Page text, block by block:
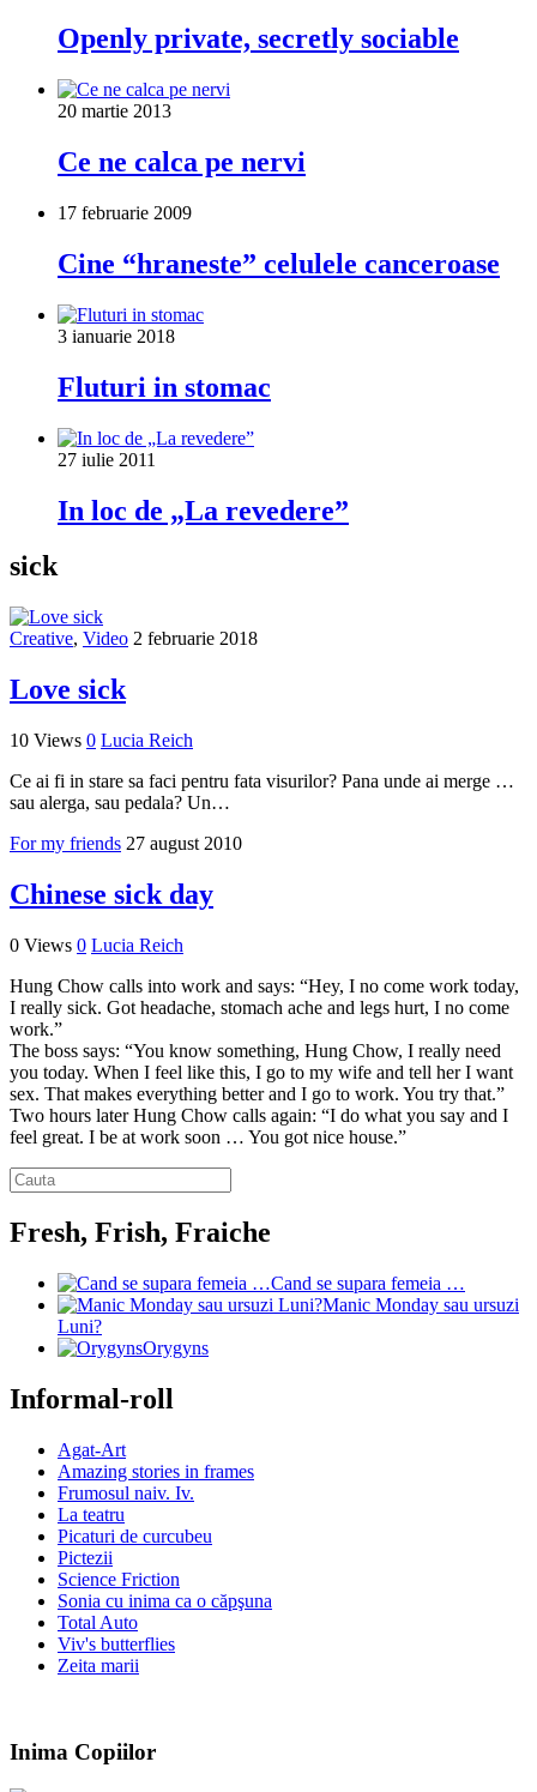
Openly private, secretly sociable
20 martie 2013
Ce ne calca pe nervi
17 februarie 2009
Cine “hraneste” celulele canceroase
3 ianuarie 2018
Fluturi in stomac
27 iulie 2011
In loc de „La revedere”
sick
Creative, Video 2 februarie 2018
Love sick
10 Views 0 Lucia Reich
Ce ai fi in stare sa faci pentru fata visurilor? Pana unde ai merge …
sau alerga, sau pedala? Un…
For my friends 27 august 2010
Chinese sick day
0 Views 0 Lucia Reich
Hung Chow calls into work and says: “Hey, I no come work today,
I really sick. Got headache, stomach ache and legs hurt, I no come
work.”
The boss says: “You know something, Hung Chow, I really need
you today. When I feel like this, I go to my wife and tell her I want
sex. That makes everything better and I go to work. You try that.”
Two hours later Hung Chow calls again: “I do what you say and I
feel great. I be at work soon … You got nice house.”
Fresh, Frish, Fraiche
Cand se supara femeia …
Manic Monday sau ursuzi
Luni?
Orygyns
Informal-roll
Agat-Art
Amazing stories in frames
Frumosul naiv. Iv.
La teatru
Picaturi de curcubeu
Pictezii
Science Friction
Sonia cu inima ca o căpşuna
Total Auto
Viv's butterflies
Zeita marii
Inima Copiilor